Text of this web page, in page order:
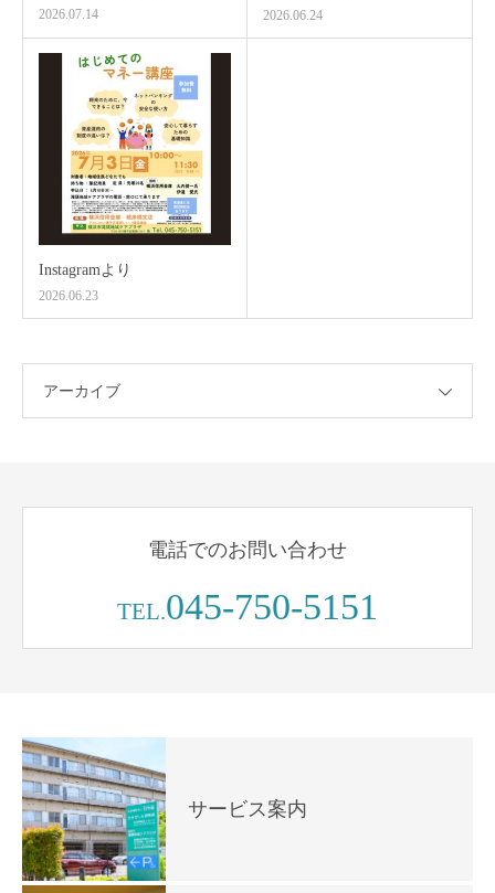
2026.07.14 2026.06.24
Instagramより
2026.06.23
アーカイブ
電話でのお問い合わせ
TEL.045-750-5151
サービス案内